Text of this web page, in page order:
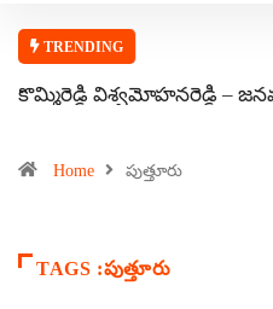
TRENDING
కొమ్మిరెడ్డి విశ్వమోహనరెడ్డి –
Home పుత్తూరు
TAGS :పుత్తూరు